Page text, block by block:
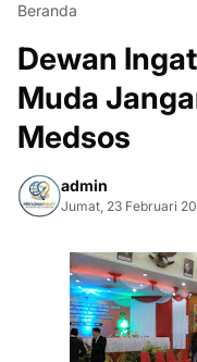
Beranda
Dewan
Muda
Medsos
admin
Jumat, 23 Februari